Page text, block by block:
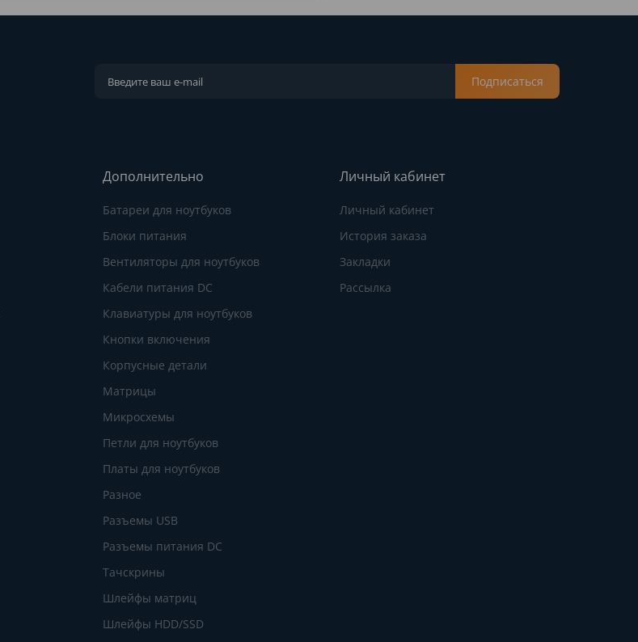
Подписаться
Дополнительно
Батареи для ноутбуков
Блоки питания
Вентиляторы для ноутбуков
Кабели питания DC
Клавиатуры для ноутбуков
Кнопки включения
Корпусные детали
Матрицы
Микросхемы
Петли для ноутбуков
Платы для ноутбуков
Разное
Разъемы USB
Разъемы питания DC
Тачскрины
Шлейфы матриц
Шлейфы HDD/SSD
Личный кабинет
Личный кабинет
История заказа
Закладки
Рассылка